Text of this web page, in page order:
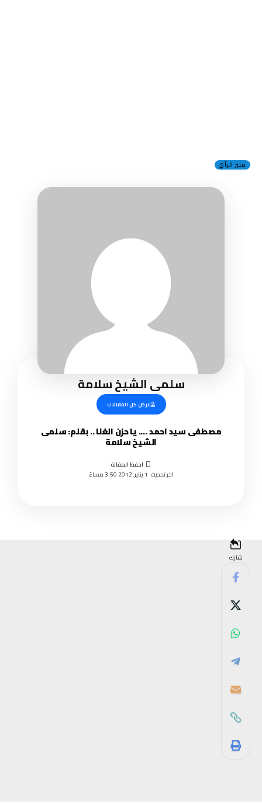
منبر الرأي
سلمى الشيخ سلامة
عرض كل المقالات
مصطفى سيد احمد …. يا حزن الغنا .. بقلم: سلمى
الشيخ سلامة
اخر تحديث: 1 يناير, 2012 3:50 مساءً
شارك